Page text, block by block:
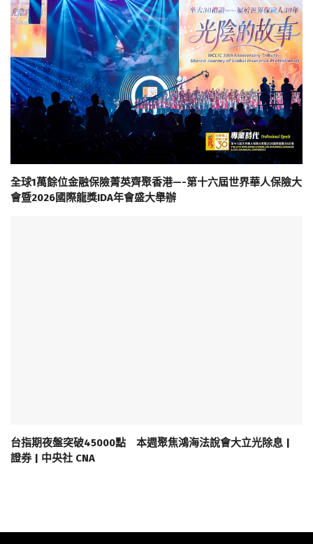
全球1萬餘位金融保險菁英齊聚香港—-第十六屆世界華人保險大
會暨2026國際龍獎IDA年會盛大舉辦
台指期夜盤突破45000點 本週聚焦鴻海法說會大立光除息 |
證券 | 中央社 CNA